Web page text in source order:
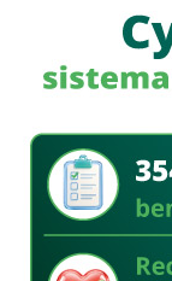
a quienes se
regularización.
deja a los
vulnerabilidad,
previstas por la
“Es la empresa